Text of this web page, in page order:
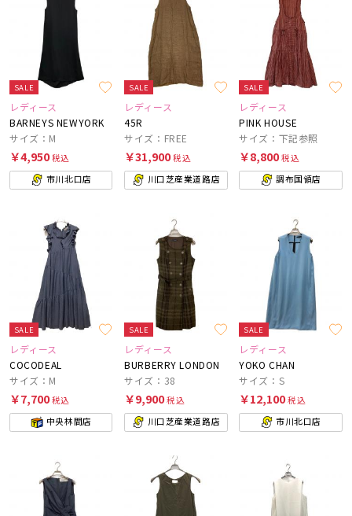
SALE
レディース
BARNEYS NEWYORK
サイズ：M
￥4,950税込
市川北口店
SALE
レディース
45R
サイズ：FREE
￥31,900税込
川口芝産業道路店
SALE
レディース
PINK HOUSE
サイズ：下記参照
￥8,800税込
調布国領店
SALE
レディース
COCODEAL
サイズ：M
￥7,700税込
中央林間店
SALE
レディース
BURBERRY LONDON
サイズ：38
￥9,900税込
川口芝産業道路店
SALE
レディース
YOKO CHAN
サイズ：S
￥12,100税込
市川北口店